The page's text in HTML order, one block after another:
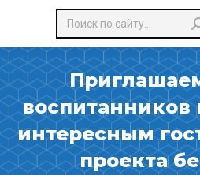
Поиск:
воспитанников
интересным
проекта